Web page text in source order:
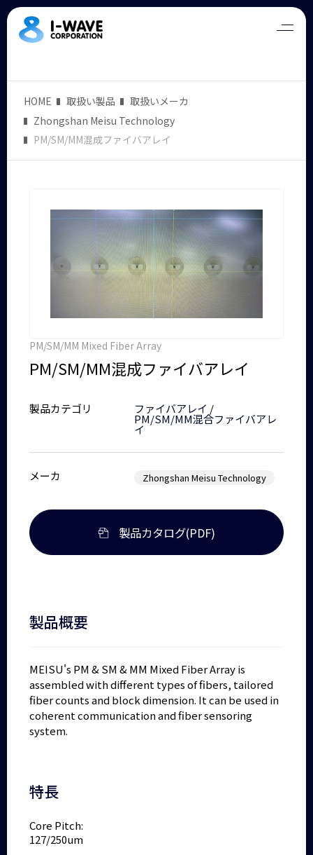
HOME 取扱い製品
取扱いメーカ
Zhongshan Meisu Technology
PM/SM/MM混成ファイバアレイ
PM/SM/MM Mixed Fiber Array
PM/SM/MM混成ファイバアレイ
製品カテゴリ ファイバアレイ /
PM/SM/MM混合ファイバアレ
イ
メーカ Zhongshan Meisu Technology
製品カタログ(PDF)
製品概要
MEISU's PM & SM & MM Mixed Fiber Array is
assembled with different types of fibers, tailored
fiber counts and block dimension. It can be used in
coherent communication and fiber sensoring
system.
特長
Core Pitch:
127/250um